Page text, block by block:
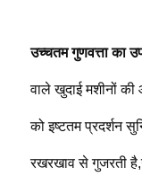
उच्चतम गुणवत्ता का
वाले खुदाई मशीनों की
को इष्टतम प्रदर्शन
रखरखाव से गुजरती